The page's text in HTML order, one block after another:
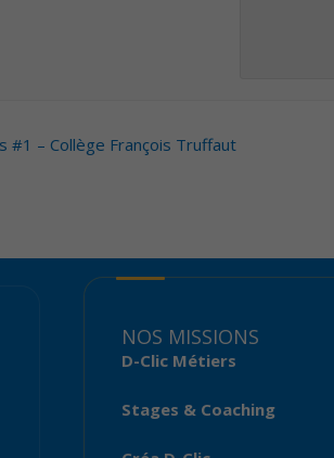
#1 – Collège François Truffaut
NOS MISSIONS
D-Clic Métiers
Stages & Coaching